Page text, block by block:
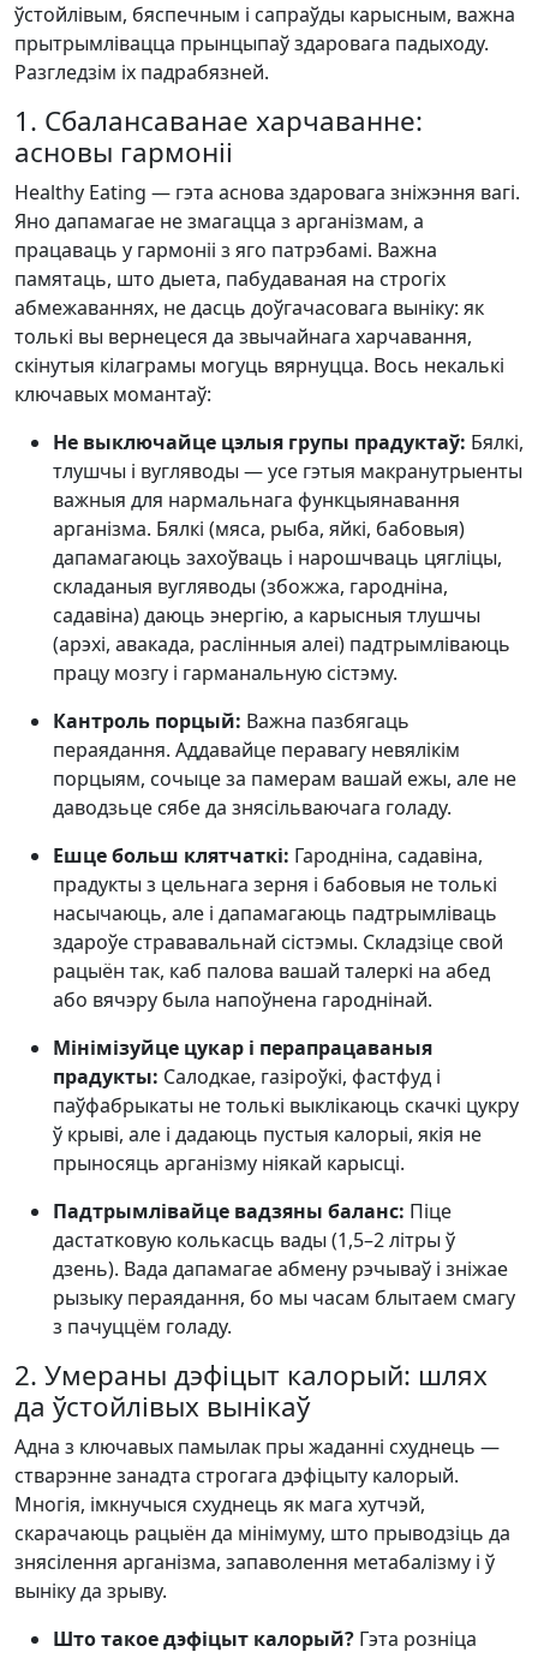
ўстойлівым, бяспечным і сапраўды карысным, важна
прытрымлівацца прынцыпаў здаровага падыходу.
Разгледзім іх падрабязней.
1. Сбалансаванае харчаванне:
асновы гармоніі
Healthy Eating — гэта аснова здаровага зніжэння вагі.
Яно дапамагае не змагацца з арганізмам, а
працаваць у гармоніі з яго патрэбамі. Важна
памятаць, што дыета, пабудаваная на строгіх
абмежаваннях, не дасць доўгачасовага выніку: як
толькі вы вернецеся да звычайнага харчавання,
скінутыя кілаграмы могуць вярнуцца. Вось некалькі
ключавых момантаў:
Не выключайце цэлыя групы прадуктаў: Бялкі,
тлушчы і вугляводы — усе гэтыя макранутрыенты
важныя для нармальнага функцыянавання
арганізма. Бялкі (мяса, рыба, яйкі, бабовыя)
дапамагаюць захоўваць і нарошчваць цягліцы,
складаныя вугляводы (збожжа, гародніна,
садавіна) даюць энергію, а карысныя тлушчы
(арэхі, авакада, раслінныя алеі) падтрымліваюць
працу мозгу і гарманальную сістэму.
Кантроль порцый: Важна пазбягаць
пераядання. Аддавайце перавагу невялікім
порцыям, сочыце за памерам вашай ежы, але не
даводзьце сябе да знясільваючага голаду.
Ешце больш клятчаткі: Гародніна, садавіна,
прадукты з цельнага зерня і бабовыя не толькі
насычаюць, але і дапамагаюць падтрымліваць
здароўе стрававальнай сістэмы. Складзіце свой
рацыён так, каб палова вашай талеркі на абед
або вячэру была напоўнена гароднінай.
Мінімізуйце цукар і перапрацаваныя
прадукты: Салодкае, газіроўкі, фастфуд і
паўфабрыкаты не толькі выклікаюць скачкі цукру
ў крыві, але і дадаюць пустыя калорыі, якія не
прыносяць арганізму ніякай карысці.
Падтрымлівайце вадзяны баланс: Піце
дастатковую колькасць вады (1,5–2 літры ў
дзень). Вада дапамагае абмену рэчываў і зніжае
рызыку пераядання, бо мы часам блытаем смагу
з пачуццём голаду.
2. Умераны дэфіцыт калорый: шлях
да ўстойлівых вынікаў
Адна з ключавых памылак пры жаданні схуднець —
стварэнне занадта строгага дэфіцыту калорый.
Многія, імкнучыся схуднець як мага хутчэй,
скарачаюць рацыён да мінімуму, што прыводзіць да
знясілення арганізма, запаволення метабалізму і ў
выніку да зрыву.
Што такое дэфіцыт калорый? Гэта розніца